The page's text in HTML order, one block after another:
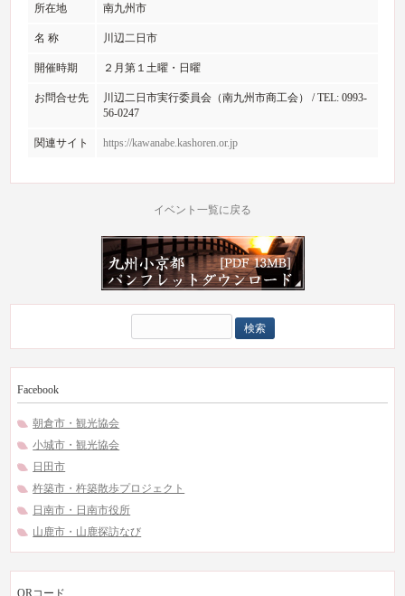
所在地 南九州市
名 称 川辺二日市
開催時期 ２月第１土曜・日曜
お問合せ先
川辺二日市実行委員会（南九州市商工会） / TEL: 0993-
56-0247
関連サイト https://kawanabe.kashoren.or.jp
イベント一覧に戻る
索:
Facebook
朝倉市・観光協会
小城市・観光協会
日田市
杵築市・杵築散歩プロジェクト
日南市・日南市役所
山鹿市・山鹿探訪なび
QRコード